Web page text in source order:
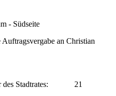
- Südseite
an Christian
Stadtrates:
21